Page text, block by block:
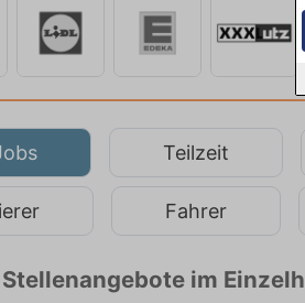
Teilzeit
Fahrer
im